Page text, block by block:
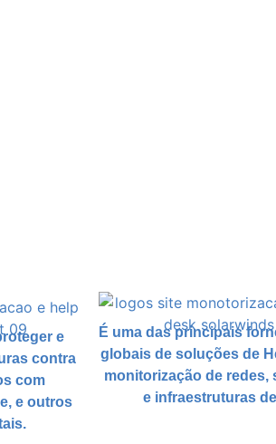
e
contra
com
e outros
É uma das principais
globais de soluções de
monitorização de redes,
e infraestruturas de